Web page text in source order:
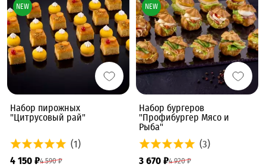
Набор пирожных
"Цитрусовый рай"
(1)
4 590 ₽
4 150 ₽
NEW
Набор бургеров
"Профибургер Мясо и
Рыба"
(3)
4 920 ₽
3 670 ₽
NEW